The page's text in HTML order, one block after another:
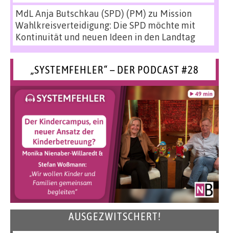
MdL Anja Butschkau (SPD) (PM) zu Mission
Wahlkreisverteidigung: Die SPD möchte mit
Kontinuität und neuen Ideen in den Landtag
„SYSTEMFEHLER“ – DER PODCAST #28
AUSGEZWITSCHERT!